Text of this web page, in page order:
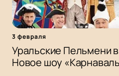
3 февраля
Уральские Пельмени
Новое шоу